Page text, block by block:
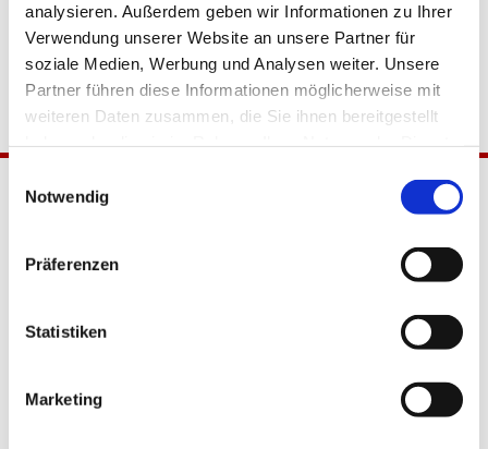
analysieren. Außerdem geben wir Informationen zu Ihrer
Verwendung unserer Website an unsere Partner für
soziale Medien, Werbung und Analysen weiter. Unsere
Partner führen diese Informationen möglicherweise mit
weiteren Daten zusammen, die Sie ihnen bereitgestellt
Notwendig
Präferenzen
Statistiken
Marketing
Tempelhof-Buckow